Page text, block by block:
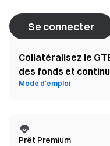
Se connecter
Collatéralisez le
des fonds et
récompenses en
Mode d'emploi
Prêt Premium